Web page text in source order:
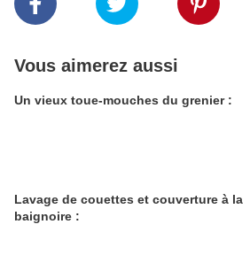
Vous aimerez aussi
Un vieux toue-mouches du grenier :
Lavage de couettes et couverture à la
baignoire :